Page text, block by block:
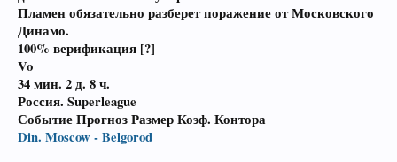
Пламен обязательно разберет поражение от Московского
Динамо.
100% верификация [?]
Vo
34 мин. 2 д. 8 ч.
Россия. Superleague
Событие Прогноз Размер Коэф. Контора
Din. Moscow - Belgorod